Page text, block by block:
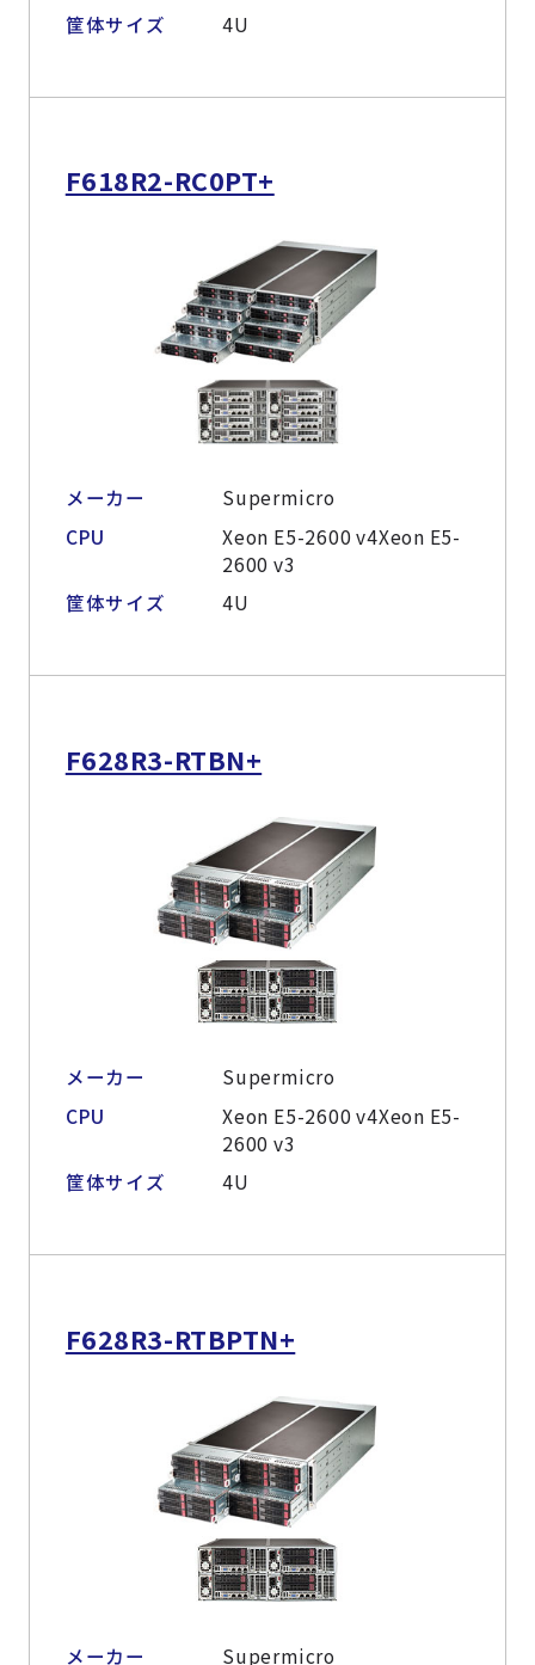
筐体サイズ
4U
F618R2-RC0PT+
メーカー
Supermicro
CPU
Xeon E5-2600 v4Xeon E5-
2600 v3
筐体サイズ
4U
F628R3-RTBN+
メーカー
Supermicro
CPU
Xeon E5-2600 v4Xeon E5-
2600 v3
筐体サイズ
4U
F628R3-RTBPTN+
メーカー
Supermicro